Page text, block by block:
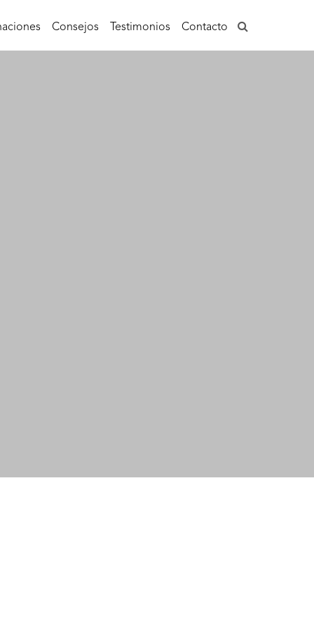
Consejos Testimonios Contacto